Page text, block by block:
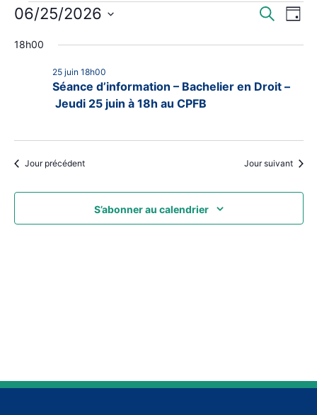
Évènements
for
juin
2026
et
de
Recherche
Jour
06/25/2026
18h00
Séance d’information – Bachelier en Droit –
Jeudi 25 juin à 18h au CPFB
25 juin 18h00
Jour précédent Jour suivant
S’abonner au calendrier